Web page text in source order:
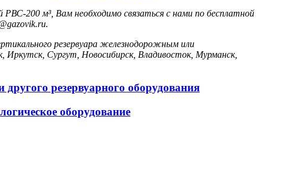
200 м³, Вам необходимо связаться с нами по бесплатной
резервуара железнодорожным или
Сургут, Новосибирск, Владивосток, Мурманск,
другого резервуарного оборудования
оборудование